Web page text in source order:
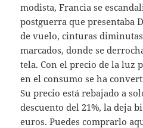
modista, Francia se
postguerra que presentaba
de vuelo, cinturas
marcados, donde se
tela. Con el precio de la luz
en el consumo se ha
Su precio está rebajado a
descuento del 21%, la deja
euros. Puedes comprarlo